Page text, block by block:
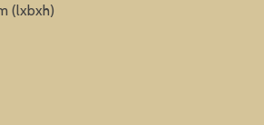
(lxbxh)